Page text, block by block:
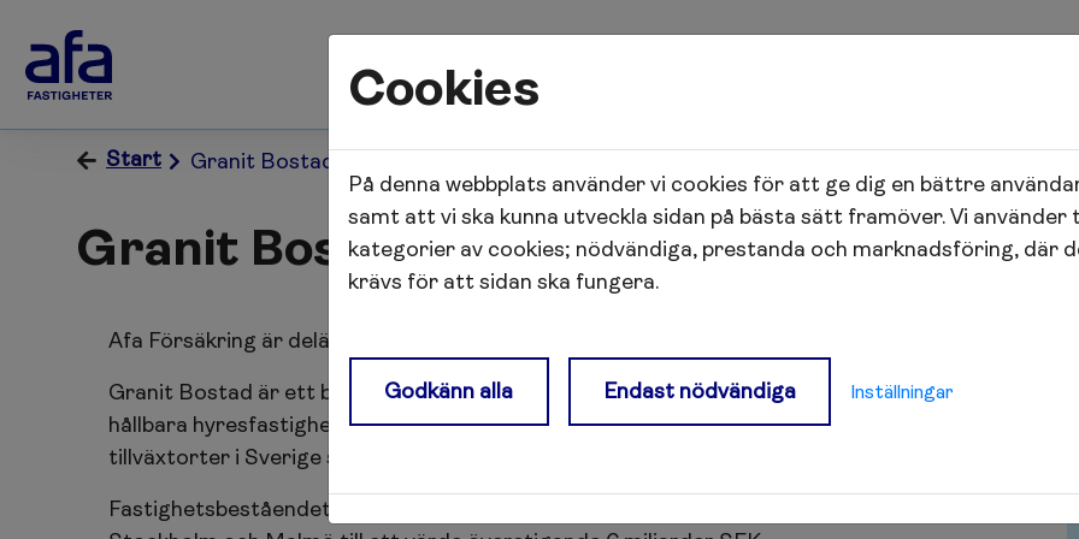
Start Granit Bostad
Granit Bostad
Afa Försäkring är delägare i bostadsbolaget Granit Bostad.
Granit Bostad är ett bostadsbolag som bilades 2021 med syfte att investera långsiktigt i
hållbara hyresfastigheter. Bolaget äger, förvaltar och utvecklar hyresfastigheter i
tillväxtorter i Sverige som också bidrar till ekonomisk, miljömässig och social hållbarhet.
Fastighetsbeståendet omfattar 19 fastigheter med cirka 2 200 lägenheter belägna i
Cookies
På denna webbplats använder vi cookies för att ge dig en bättre
samt att vi ska kunna utveckla sidan på bästa sätt framöver. Vi använder
kategorier av cookies; nödvändiga, prestanda och marknadsföring, där
krävs för att sidan ska fungera.
Godkänn alla Endast nödvändiga Inställningar